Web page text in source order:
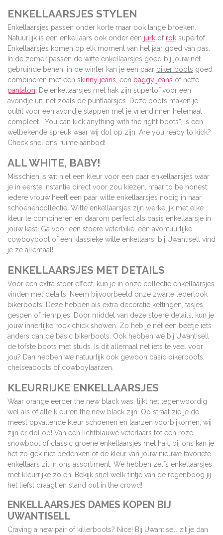
ENKELLAARSJES STYLEN
Enkellaarsjes passen onder korte maar ook lange broeken.
Natuurlijk is een enkellaars ook onder een jurk of rok supertof.
Enkellaarsjes komen op elk moment van het jaar goed van pas.
In de zomer passen de witte enkellaarsjes goed bij jouw net
gebruinde benen, in de winter kan je een paar biker boots goed
combineren met een skinny jeans, een baggy jeans of nette
pantalon. De enkellaarsjes met hak zijn supertof voor een
avondje uit, net zoals de puntlaarsjes. Deze boots maken je
outfit voor een avondje stappen met je vriendinnen helemaal
compleet. “You can kick anything with the right boots”, is een
welbekende spreuk waar wij dol op zijn. Are you ready to kick?
Check snel ons ruime aanbod!
ALL WHITE, BABY!
Misschien is wit niet een kleur voor een paar enkellaarsjes waar
je in eerste instantie direct voor zou kiezen, maar to be honest:
iedere vrouw heeft een paar witte enkellaarsjes nodig in haar
schoenencollectie! Witte enkellaarsjes zijn werkelijk met elke
kleur te combineren en daarom perfect als basis enkellaarsje in
jouw kast! Ga voor een stoere veterbike, een avontuurlijke
cowboyboot of een klassieke witte enkellaars, bij Uwantisell vind
je ze allemaal!
ENKELLAARSJES MET DETAILS
Voor een extra stoer effect, kun je in onze collectie enkellaarsjes
vinden met details. Neem bijvoorbeeld onze zwarte lederlook
bikerboots. Deze hebben als extra decoratie kettingen, tasjes,
gespen of riempjes. Door middel van deze stoere details, kun je
jouw innerlijke rock chick showen. Zo heb je nét een beetje iets
anders dan de basic bikerboots. Ook hebben we bij Uwantisell
de tofste boots met studs. Is dit allemaal net iets te veel voor
jou? Dan hebben we natuurlijk ook gewoon basic bikerboots,
chelseaboots of cowboylaarzen.
KLEURRIJKE ENKELLAARSJES
Waar orange eerder the new black was, lijkt het tegenwoordig
wel als of alle kleuren the new black zijn. Op straat zie je de
meest opvallende kleur schoenen en laarzen voorbijkomen; wij
zijn er dol op! Van een lichtblauwe veterlaars tot een roze
snowboot of classic groene enkellaarsjes met hak, bij ons kan je
het zo gek niet bedenken of de kleur van jouw nieuwe favoriete
enkellaars zit in ons assortiment. We hebben zelfs enkellaarsjes
met kleurrijke zolen! Bekijk snel welk tintje van de regenboog jij
het liefst draagt en stand out in the crowd!
ENKELLAARSJES DAMES KOPEN BIJ
UWANTISELL
Craving a new pair of killerboots? Nice! Bij Uwantisell zit je dan